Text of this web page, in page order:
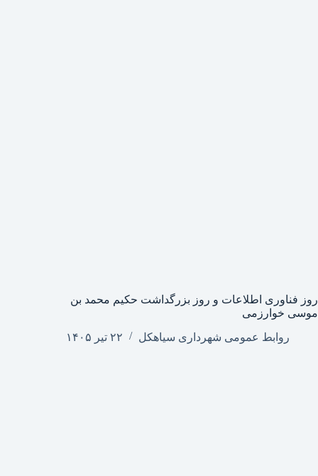
روز فناوری اطلاعات و روز بزرگداشت حکیم محمد بن
موسی خوارزمی
روابط عمومی شهرداری سیاهکل
۲۲ تیر ۱۴۰۵